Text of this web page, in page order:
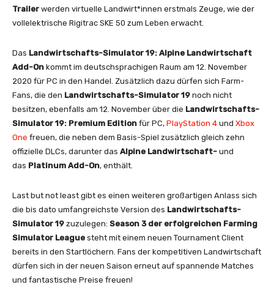
Trailer werden virtuelle Landwirt*innen erstmals Zeuge, wie der
vollelektrische Rigitrac SKE 50 zum Leben erwacht.
Das Landwirtschafts-Simulator 19: Alpine Landwirtschaft
Add-On kommt im deutschsprachigen Raum am 12. November
2020 für PC in den Handel. Zusätzlich dazu dürfen sich Farm-
Fans, die den Landwirtschafts-Simulator 19 noch nicht
besitzen, ebenfalls am 12. November über die Landwirtschafts-
Simulator 19: Premium Edition für PC, PlayStation 4 und Xbox
One freuen, die neben dem Basis-Spiel zusätzlich gleich zehn
offizielle DLCs, darunter das Alpine Landwirtschaft- und
das Platinum Add-On, enthält.
Last but not least gibt es einen weiteren großartigen Anlass sich
die bis dato umfangreichste Version des Landwirtschafts-
Simulator 19 zuzulegen: Season 3 der erfolgreichen Farming
Simulator League steht mit einem neuen Tournament Client
bereits in den Startlöchern. Fans der kompetitiven Landwirtschaft
dürfen sich in der neuen Saison erneut auf spannende Matches
und fantastische Preise freuen!